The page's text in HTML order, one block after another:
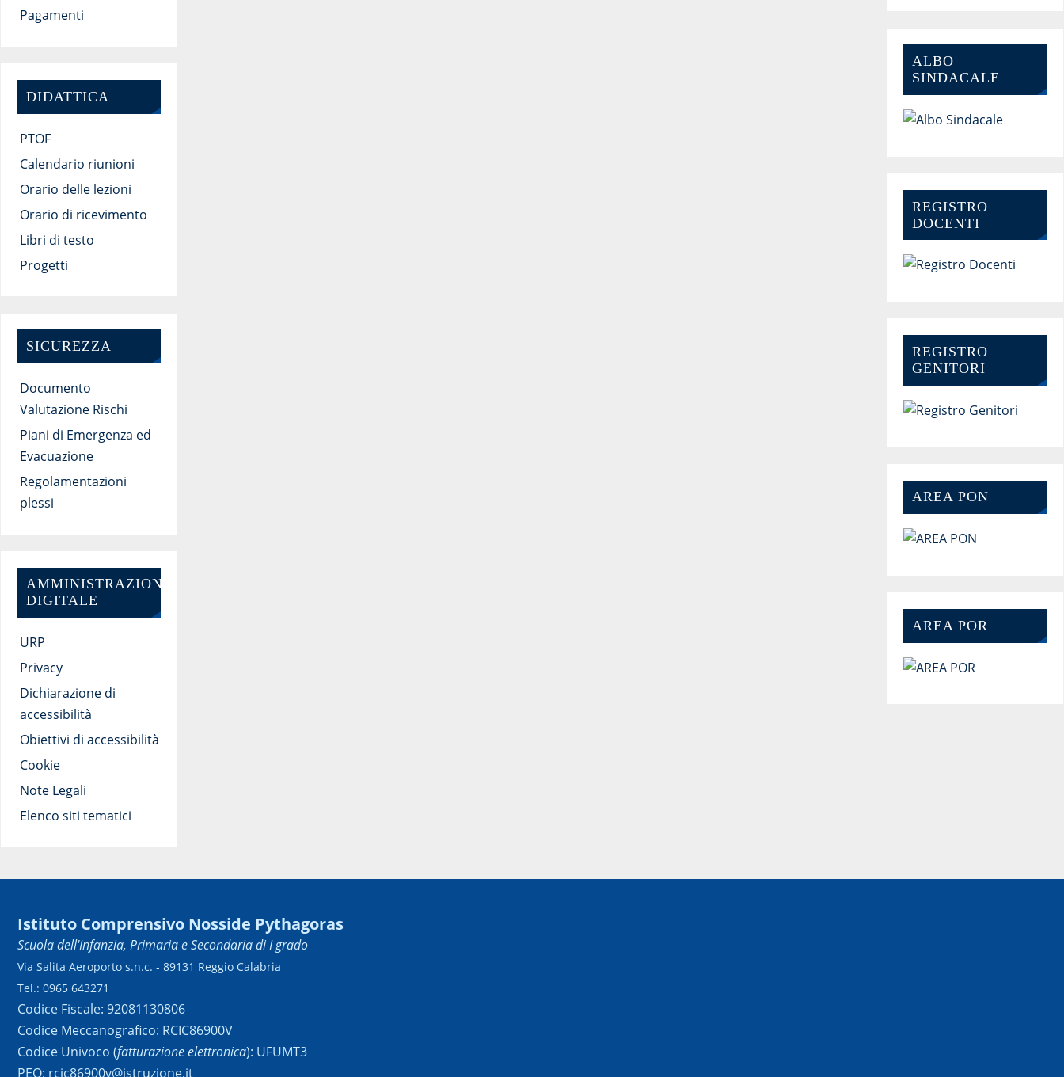
Pagamenti
DIDATTICA
PTOF
Calendario riunioni
Orario delle lezioni
Orario di ricevimento
Libri di testo
Progetti
SICUREZZA
Documento
Valutazione Rischi
Piani di Emergenza ed
Evacuazione
Regolamentazioni
plessi
AMMINISTRAZIONE
DIGITALE
URP
Privacy
Dichiarazione di
accessibilità
Obiettivi di accessibilità
Cookie
Note Legali
Elenco siti tematici
ALBO
SINDACALE
REGISTRO
DOCENTI
REGISTRO
GENITORI
AREA PON
AREA POR
Istituto Comprensivo Nosside Pythagoras
Scuola dell'Infanzia, Primaria e Secondaria di I grado
Via Salita Aeroporto s.n.c. - 89131 Reggio Calabria
Tel.: 0965 643271
Codice Fiscale: 92081130806
Codice Meccanografico: RCIC86900V
Codice Univoco (fatturazione elettronica): UFUMT3
PEO: rcic86900v@istruzione.it